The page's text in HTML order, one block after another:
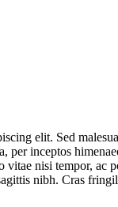
elit. Sed
per inceptos
vitae nisi tempor,
nibh. Cras